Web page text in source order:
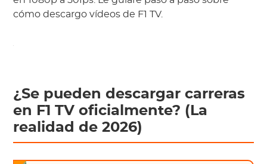
cómo descargo vídeos de F1 TV.
¿Se pueden descargar carreras
en F1 TV oficialmente? (La
realidad de 2026)